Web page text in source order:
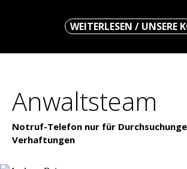
WEITERLESEN / UNSERE
Anwaltsteam
Notruf-Telefon nur für
Verhaftungen